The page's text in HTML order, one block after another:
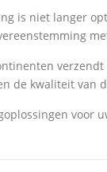
is niet langer
de kwaliteit van
voor